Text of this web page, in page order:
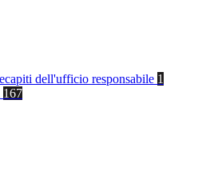
dell'ufficio responsabile 1
167